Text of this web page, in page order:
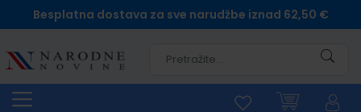
Besplatna dostava za sve narudžbe iznad 62,50 €